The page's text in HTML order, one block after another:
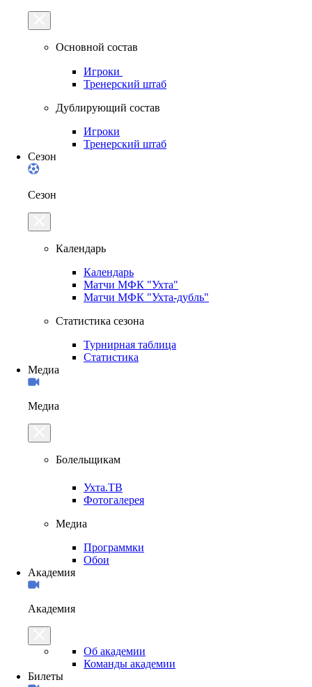
Основной состав
Игроки
Тренерский штаб
Дублирующий состав
Игроки
Тренерский штаб
Сезон
Сезон
Календарь
Календарь
Матчи МФК "Ухта"
Матчи МФК "Ухта-дубль"
Статистика сезона
Турнирная таблица
Статистика
Медиа
Медиа
Болельщикам
Ухта.ТВ
Фотогалерея
Медиа
Программки
Обои
Академия
Академия
Об академии
Команды академии
Билеты